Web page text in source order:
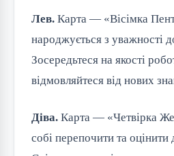
Лев. Карта — «Вісімка
народжується з уважності
Зосередьтеся на якості
відмовляйтеся від нових
Діва. Карта — «Четвірка
собі перепочити та оцінити